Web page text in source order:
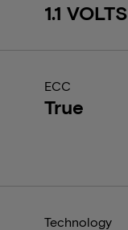
1.1 VOLTS
ECC
True
Technology